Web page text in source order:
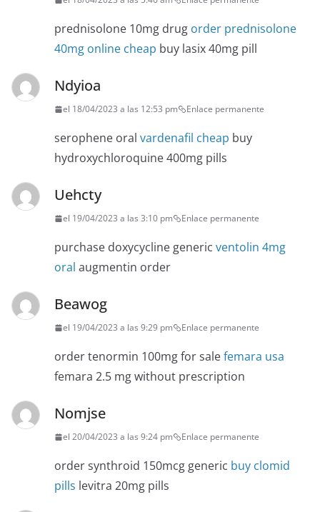
prednisolone 10mg drug order prednisolone
40mg online cheap buy lasix 40mg pill
Ndyioa
el 18/04/2023 a las 12:53 pm Enlace permanente
serophene oral vardenafil cheap buy
hydroxychloroquine 400mg pills
Uehcty
el 19/04/2023 a las 3:10 pm Enlace permanente
purchase doxycycline generic ventolin 4mg
oral augmentin order
Beawog
el 19/04/2023 a las 9:29 pm Enlace permanente
order tenormin 100mg for salefemara usa
femara 2.5 mg without prescription
Nomjse
el 20/04/2023 a las 9:24 pm Enlace permanente
order synthroid 150mcg generic buy clomid
pills levitra 20mg pills